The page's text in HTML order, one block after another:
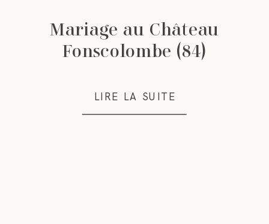
LIRE LA SUITE
Mariage au Château
Fonscolombe (84)